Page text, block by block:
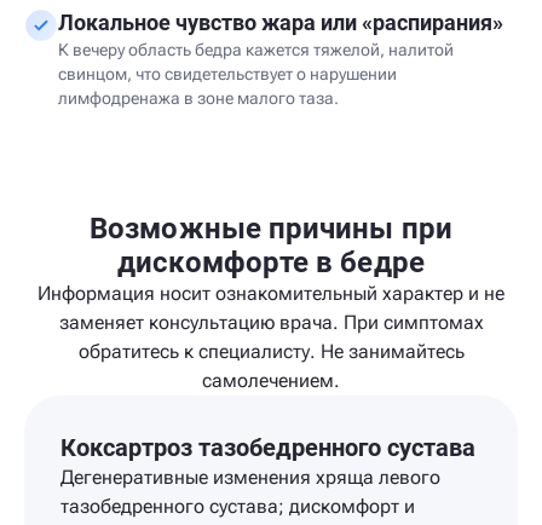
Локальное чувство жара или «распирания»
К вечеру область бедра кажется тяжелой, налитой
свинцом, что свидетельствует о нарушении
лимфодренажа в зоне малого таза.
Возможные причины при
дискомфорте в бедре
Информация носит ознакомительный характер и не
заменяет консультацию врача. При симптомах
обратитесь к специалисту. Не занимайтесь
самолечением.
Коксартроз тазобедренного сустава
Дегенеративные изменения хряща левого
тазобедренного сустава; дискомфорт и